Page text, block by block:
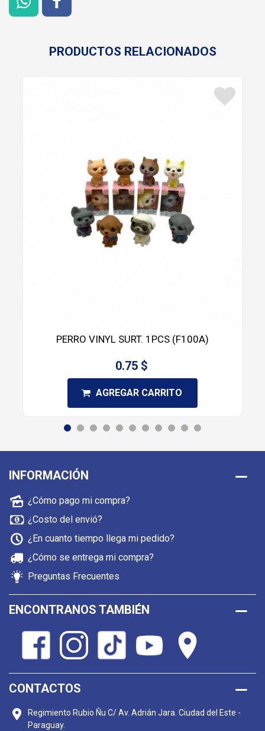
PRODUCTOS RELACIONADOS
PERRO VINYL SURT. 1PCS (F100A)
0.75 $
AGREGAR CARRITO
INFORMACIÓN
¿Cómo pago mi compra?
¿Costo del envió?
¿En cuanto tiempo llega mi pedido?
¿Cómo se entrega mi compra?
Preguntas Frecuentes
ENCONTRANOS TAMBIÉN
CONTACTOS
Regimiento Rubio Ñu C/ Av. Adrián Jara. Ciudad del Este -
Paraguay.